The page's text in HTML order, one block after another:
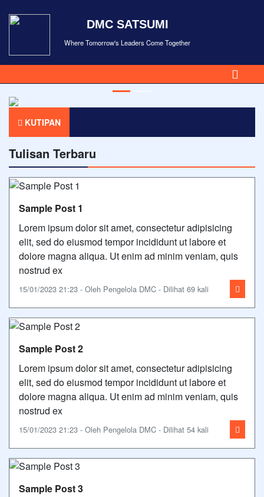
DMC SATSUMI
Where Tomorrow's Leaders Come Together
KUTIPAN
Tulisan Terbaru
Sample Post 1
Lorem ipsum dolor sit amet, consectetur adipisicing
elit, sed do eiusmod tempor incididunt ut labore et
dolore magna aliqua. Ut enim ad minim veniam, quis
nostrud ex
15/01/2023 21:23 - Oleh Pengelola DMC - Dilihat 69 kali
Sample Post 2
Lorem ipsum dolor sit amet, consectetur adipisicing
elit, sed do eiusmod tempor incididunt ut labore et
dolore magna aliqua. Ut enim ad minim veniam, quis
nostrud ex
15/01/2023 21:23 - Oleh Pengelola DMC - Dilihat 54 kali
Sample Post 3